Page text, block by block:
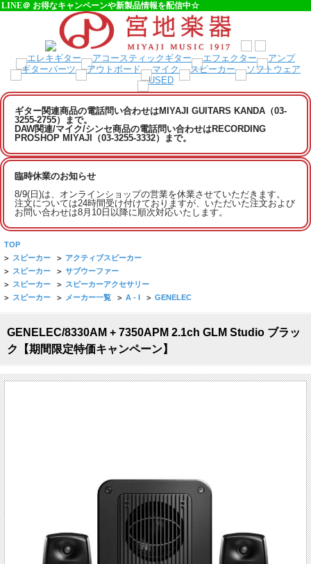
LINE＠ お得なキャンペーンや新製品情報を配信中☆
ギター関連商品の電話問い合わせはMIYAJI GUITARS KANDA（03-
3255-2755）まで。
DAW関連/マイク/シンセ商品の電話問い合わせはRECORDING
PROSHOP MIYAJI（03-3255-3332）まで。
臨時休業のお知らせ
8/9(日)は、オンラインショップの営業を休業させていただきます。
注文については24時間受け付けておりますが、いただいた注文および
お問い合わせは8月10日以降に順次対応いたします。
TOP
> スピーカー > アクティブスピーカー
> スピーカー > サブウーファー
> スピーカー > スピーカーアクセサリー
> スピーカー > メーカー一覧 > A - I > GENELEC
GENELEC/8330AM + 7350APM 2.1ch GLM Studio ブラッ
ク【期間限定特価キャンペーン】